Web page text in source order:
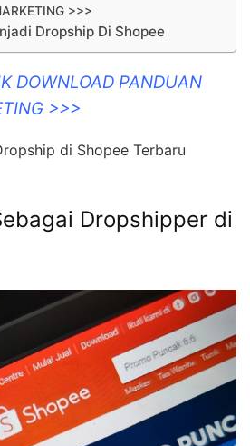
>>>
Dropship Di Shopee
DOWNLOAD PANDUAN
>>>
di Shopee Terbaru
Dropshipper di